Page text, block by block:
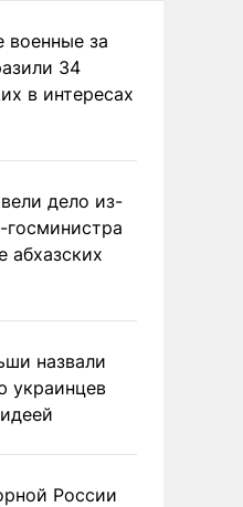
военные за
34
в интересах
дело из-
госминистра
абхазских
назвали
украинцев
России